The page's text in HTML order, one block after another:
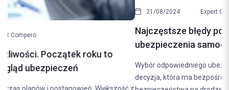
21/08/2024
Najczęstsze błędy popełniane przy wyborze
ubezpieczenia samochodowego. Jak ich uniknąć?